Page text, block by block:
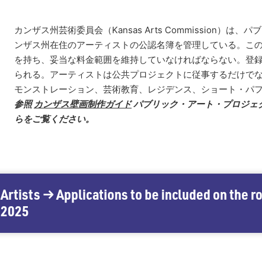
カンザス州芸術委員会（Kansas Arts Commission）は、パ
ンザス州在住のアーティストの公認名簿を管理している。
を持ち、妥当な料金範囲を維持していなければならない。登
られる。アーティストは公共プロジェクトに従事するだけ
モンストレーション、芸術教育、レジデンス、ショート・パ
参照カンザス壁画制作ガイドパブリック・アート・プロジェ
らをご覧ください。
Artists → Applications to be included on the
2025